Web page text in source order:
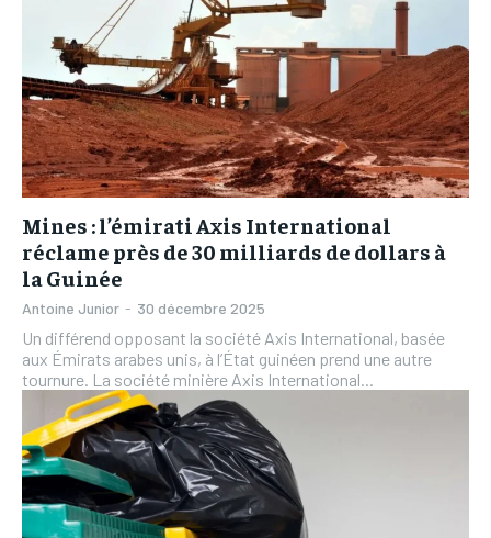
Mines : l’émirati Axis International
réclame près de 30 milliards de dollars à
la Guinée
Antoine Junior - 30 décembre 2025
Un différend opposant la société Axis International, basée
aux Émirats arabes unis, à l’État guinéen prend une autre
tournure. La société minière Axis International...